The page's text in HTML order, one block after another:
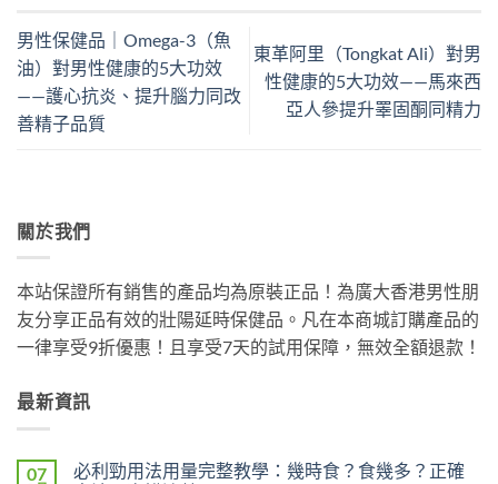
男性保健品｜Omega-3（魚
油）對男性健康的5大功效
——護心抗炎、提升腦力同改
善精子品質
東革阿里（Tongkat Ali）對男
性健康的5大功效——馬來西
亞人參提升睪固酮同精力
關於我們
本站保證所有銷售的產品均為原裝正品！為廣大香港男性朋
友分享正品有效的壯陽延時保健品。凡在本商城訂購產品的
一律享受9折優惠！且享受7天的試用保障，無效全額退款！
最新資訊
07
必利勁用法用量完整教學：幾時食？食幾多？正確